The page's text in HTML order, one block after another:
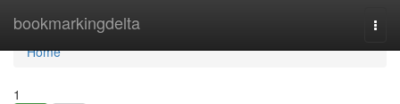
bookmarkingdelta
Home
Home
1